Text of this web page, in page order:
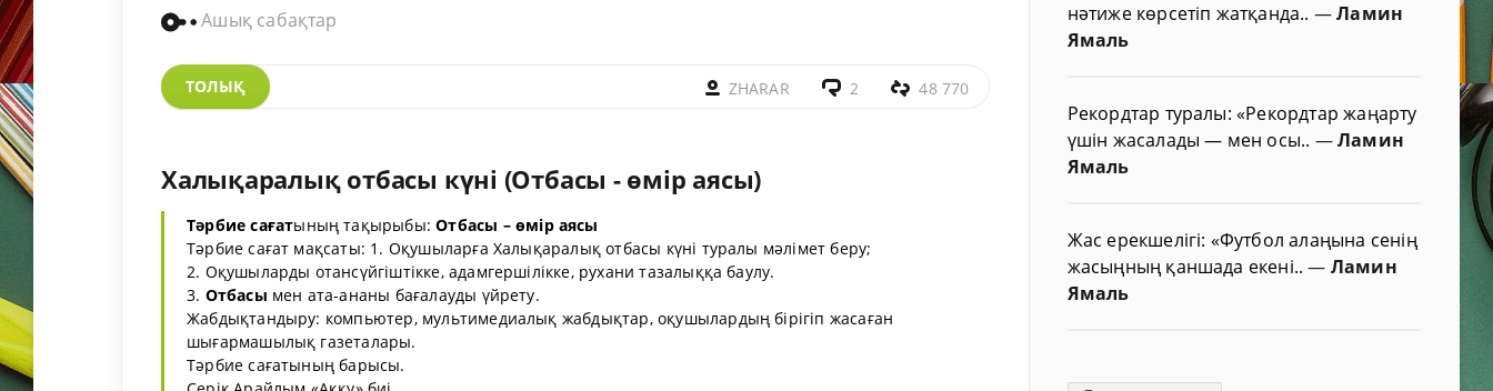
Ашық сабақтар
ТОЛЫҚ ZHARAR 2 48 770
Халықаралық отбасы күні (Отбасы - өмір аясы)
Тәрбие сағатының тақырыбы:Отбасы – өмір аясы
Тәрбие сағат мақсаты: 1. Оқушыларға Халықаралық отбасы күні туралы мәлімет беру;
2. Оқушыларды отансүйгіштікке, адамгершілікке, рухани тазалыққа баулу.
3. Отбасы мен ата-ананы бағалауды үйрету.
Жабдықтандыру: компьютер, мультимедиалық жабдықтар, оқушылардың бірігіп жасаған
шығармашылық газеталары.
Тәрбие сағатының барысы.
нәтиже көрсетіп жатқанда.. —Ламин
Ямаль
Рекордтар туралы: «Рекордтар жаңарту
үшін жасалады — мен осы.. —Ламин
Ямаль
Жас ерекшелігі: «Футбол алаңына сенің
жасыңның қаншада екені..— Ламин
Ямаль